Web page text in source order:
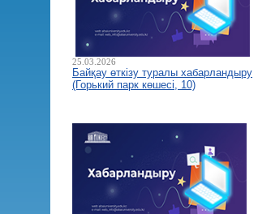
25.03.2026
Байқау өткізу туралы хабарландыру
(Горький парк көшесі, 10)